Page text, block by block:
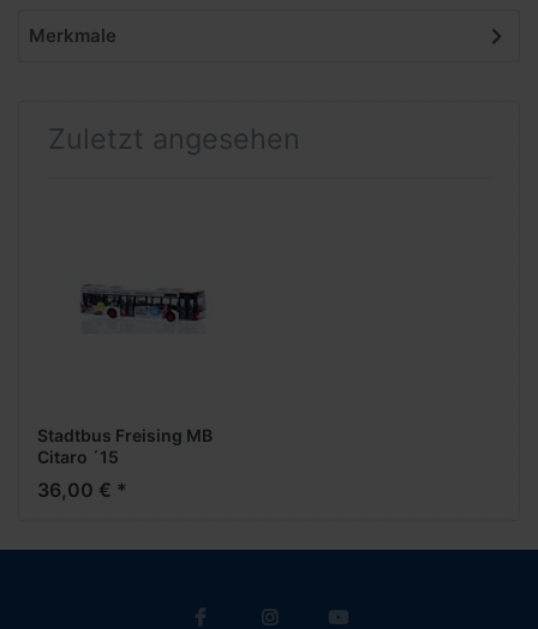
Merkmale
Zuletzt angesehen
Stadtbus Freising MB
Citaro ´15
36,00 € *